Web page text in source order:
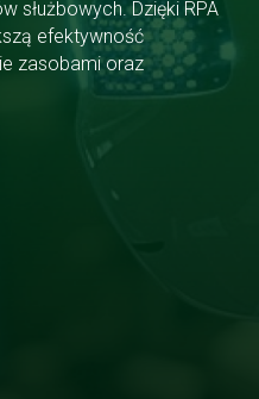
służbowych. Dzięki RPA
efektywność
zasobami oraz